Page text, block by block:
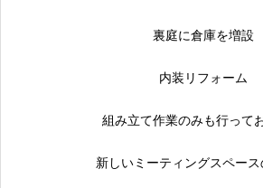
裏庭に倉庫を増設
内装リフォーム
組み立て作業のみも行って
新しいミーティングスペー